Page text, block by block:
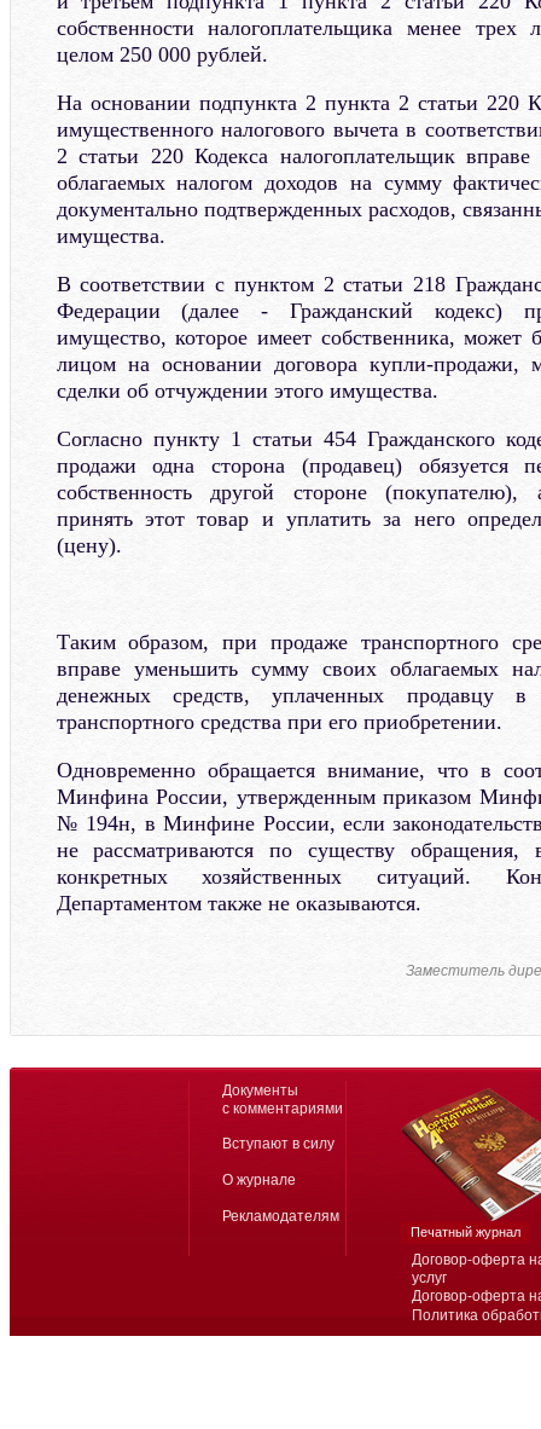
собственности налогоплательщика менее
целом 250 000 рублей.
На основании подпункта 2 пункта 2 статьи 220
имущественного налогового вычета в
2 статьи 220 Кодекса налогоплательщик
облагаемых налогом доходов на сумму
документально подтвержденных расходов,
имущества.
В соответствии с пунктом 2 статьи 218
Федерации (далее - Гражданский кодекс)
имущество, которое имеет собственника, может
лицом на основании договора купли-
сделки об отчуждении этого имущества.
Согласно пункту 1 статьи 454 Гражданского
продажи одна сторона (продавец) обязуется
собственность другой стороне (покупателю),
принять этот товар и уплатить за него
(цену).
Таким образом, при продаже транспортного
вправе уменьшить сумму своих облагаемых
денежных средств, уплаченных продавцу в
транспортного средства при его приобретении.
Одновременно обращается внимание, что в
Минфина России, утвержденным приказом
№ 194н, в Минфине России, если
не рассматриваются по существу обращения,
конкретных хозяйственных ситуаций.
Департаментом также не оказываются.
Заместитель
Договор-оферта
услуг
Договор-оферта
Политика
Документы
с комментариями
Вступают в силу
О журнале
Рекламодателям
Печатный журнал